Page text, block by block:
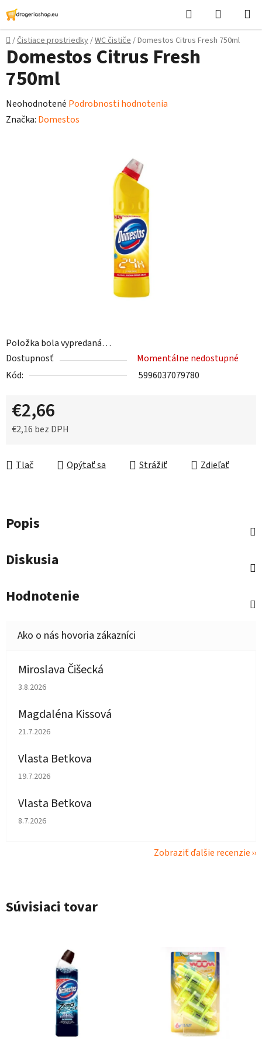
Prejsť
na
obsah
Hľadať
košík
Domov
/Čistiace prostriedky/WC čističe/Domestos Citrus Fresh 750ml
Položka bola vypredaná…
Dostupnosť
Momentálne nedostupné
Kód:
5996037079780
€2,66
€2,16 bez DPH
Tlač
Opýtať sa Strážiť Zdieľať
Domestos Citrus Fresh
750ml
Priemerné
hodnotenie
Neohodnotené Podrobnosti hodnotenia
Značka: Domestos
Popis
Diskusia
Hodnotenie
Miroslava Čišecká
Hodnotenie obchodu je 1 z 5 hviezdičiek.
3.8.2026
Magdaléna Kissová
Hodnotenie obchodu je 5 z 5 hviezdičiek.
21.7.2026
Vlasta Betkova
Hodnotenie obchodu je 5 z 5 hviezdičiek.
19.7.2026
Vlasta Betkova
Hodnotenie obchodu je 4 z 5 hviezdičiek.
8.7.2026
Zobraziť ďalšie recenzie
Súvisiaci tovar